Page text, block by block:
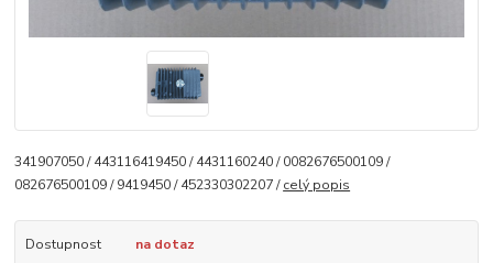
341907050 / 443116419450 / 4431160240 / 0082676500109 /
082676500109 / 9419450 / 452330302207 /celý popis
Dostupnost na dotaz